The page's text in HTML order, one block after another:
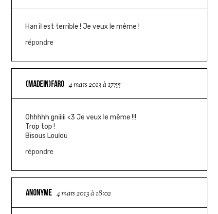
Han il est terrible ! Je veux le même !
répondre
(MADEIN)FARO 4 mars 2013 à 17:55
Ohhhhh gniiiii <3 Je veux le même !!!
Trop top !
Bisous Loulou
répondre
ANONYME 4 mars 2013 à 18:02